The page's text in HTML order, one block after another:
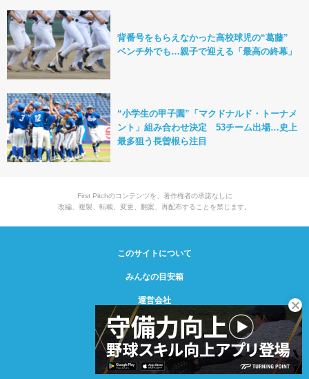
背番号をもらえなかった高校球児の“葛藤”
ベンチ外でも…親子で迎える「最高の終幕」
“小学生の甲子園”「マクドナルド・トーナメ
ント」組み合わせ決定 53チーム出場…史上
最多狙う長曽根ら注目
First Pitchのコンテンツを、著作権者の承諾なしに
改編、複製、転載、変更、翻案、再配布することを禁じます。
© Creative2 2021-
このサイトについて
みんなの目安箱
運営会社